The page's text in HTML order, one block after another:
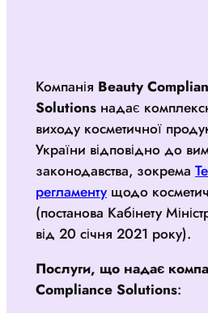
Компанія Beauty
Solutions надає
виходу косметичної
України відповідно до
законодавства, зокрема
регламенту щодо
(постанова Кабінету
від 20 січня 2021 року).
Послуги, що надає
Compliance Solutions: